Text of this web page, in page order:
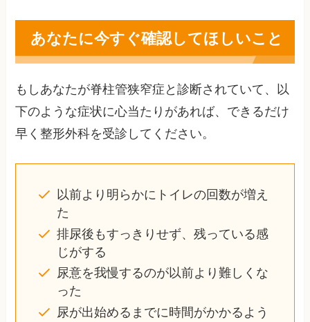
あなたに今すぐ確認してほしいこと
もしあなたが脊柱管狭窄症と診断されていて、以
下のような症状に心当たりがあれば、できるだけ
早く整形外科を受診してください。
以前より明らかにトイレの回数が増え
た
排尿後もすっきりせず、残っている感
じがする
尿意を我慢するのが以前より難しくな
った
尿が出始めるまでに時間がかかるよう